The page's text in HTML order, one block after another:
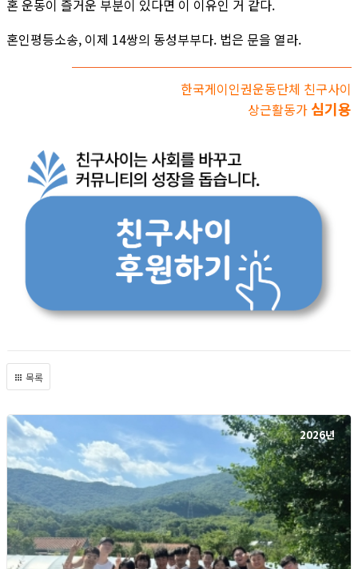
혼 운동이 즐거운 부분이 있다면 이 이유인 거 같다.
혼인평등소송, 이제 14쌍의 동성부부다. 법은 문을 열라.
한국게이인권운동단체 친구사이
상근활동가 심기용
목록
2026년